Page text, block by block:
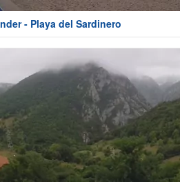
- Playa del Sardinero